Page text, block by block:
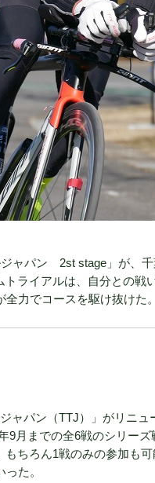
ャパン 2st stage」が、
ライアルは、自分との戦
力でコースを駆け抜けた。
ャパン（TTJ）」がリニ
9月までの全6戦のシリー
ちろん1戦のみの参加も
た。